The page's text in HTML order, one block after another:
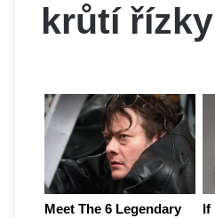
krůtí řízky